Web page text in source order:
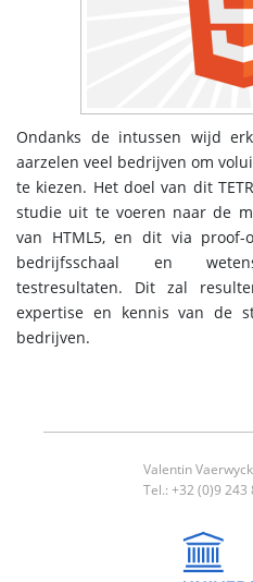
Ondanks de intussen wijd
aarzelen veel bedrijven om
te kiezen. Het doel van dit
studie uit te voeren naar de
van HTML5, en dit via proof-
bedrijfsschaal en
testresultaten. Dit zal
expertise en kennis van de
bedrijven.
Valentin
Tel.: +32 (0)9 243